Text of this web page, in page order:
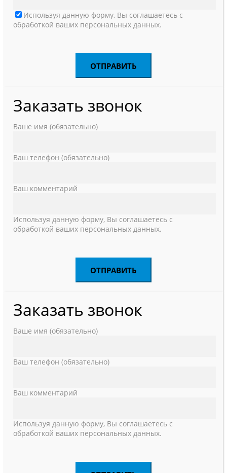
Используя данную форму, Вы соглашаетесь с
обработкой ваших персональных данных.
Заказать звонок
Ваше имя (обязательно)
Ваш телефон (обязательно)
Ваш комментарий
Используя данную форму, Вы соглашаетесь с
обработкой ваших персональных данных.
Заказать звонок
Ваше имя (обязательно)
Ваш телефон (обязательно)
Ваш комментарий
Используя данную форму, Вы соглашаетесь с
обработкой ваших персональных данных.